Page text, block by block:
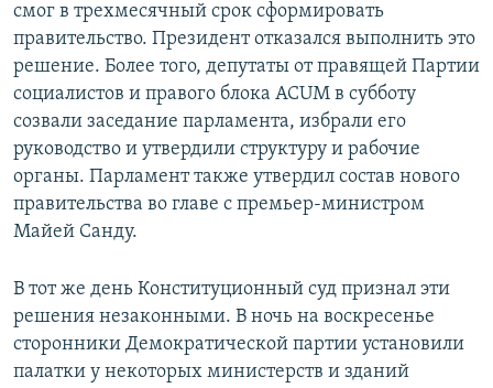
смог в трехмесячный срок сформировать
правительство. Президент отказался выполнить это
решение. Более того, депутаты от правящей Партии
социалистов и правого блока ACUM в субботу
созвали заседание парламента, избрали его
руководство и утвердили структуру и рабочие
органы. Парламент также утвердил состав нового
правительства во главе с премьер-министром
Майей Санду.
В тот же день Конституционный суд признал эти
решения незаконными. В ночь на воскресенье
сторонники Демократической партии установили
палатки у некоторых министерств и зданий